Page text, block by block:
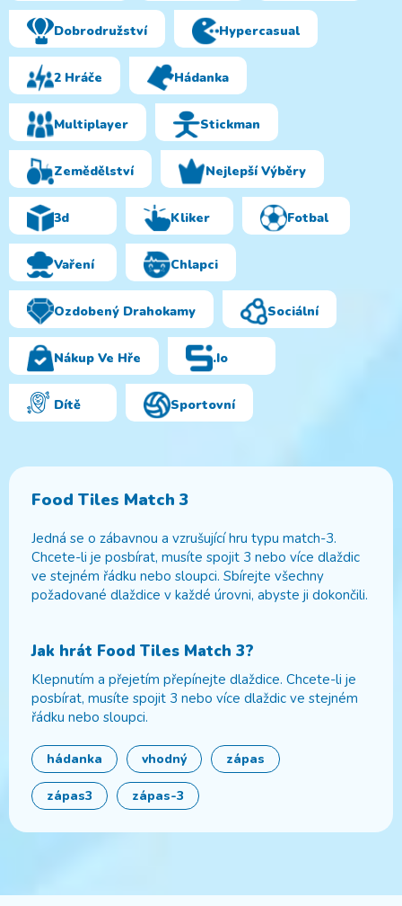
Dobrodružství Hypercasual
2 Hráče Hádanka
Multiplayer Stickman
Zemědělství Nejlepší Výběry
3d Kliker Fotbal
Vaření Chlapci
Ozdobený Drahokamy Sociální
Nákup Ve Hře .io
Dítě Sportovní
Food Tiles Match 3
Jedná se o zábavnou a vzrušující hru typu match-3.
Chcete-li je posbírat, musíte spojit 3 nebo více dlaždic
ve stejném řádku nebo sloupci. Sbírejte všechny
požadované dlaždice v každé úrovni, abyste ji dokončili.
Jak hrát Food Tiles Match 3?
Klepnutím a přejetím přepínejte dlaždice. Chcete-li je
posbírat, musíte spojit 3 nebo více dlaždic ve stejném
řádku nebo sloupci.
hádanka vhodný zápas
zápas3 zápas-3